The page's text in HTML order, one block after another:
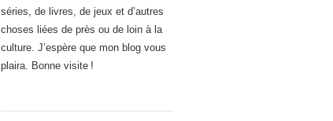
séries, de livres, de jeux et d’autres
choses liées de près ou de loin à la
culture. J’espère que mon blog vous
plaira. Bonne visite !